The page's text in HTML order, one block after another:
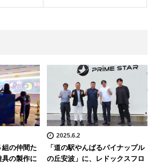
の仲間た
の製作に
2025.6.2
「道の駅やんばるパイナップル
の丘安波」に、レドックスフロ